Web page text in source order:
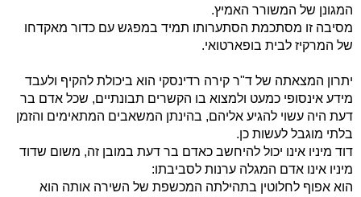
המגונן של המשורר האמיץ.
מסיבה זו מסתכמת הסתערותו תמיד במפגש עם כדור מאקדחו
של המרקיז לבית בופארטואי.
יתרון המצאתה של ד"ר קירה רדינסקי הוא ביכולת להקיף ולעבד
מידע אינסופי כמעט ולמצוא בו הקשרים תבונתיים, שכל אדם בר
דעת היה עשוי להגיע אליהם, בהינתן המשאבים המתאימים והזמן
בלתי מוגבל לעשות כן.
דוד מיניו אינו יכול להיחשב כאדם בר דעת במובן זה, משום שדוד
מיניו אינו אדם המגלה ערנות לסביבתו:
הוא אפוף לחלוטין בתהילתה המכשפת של השירה אותה הוא